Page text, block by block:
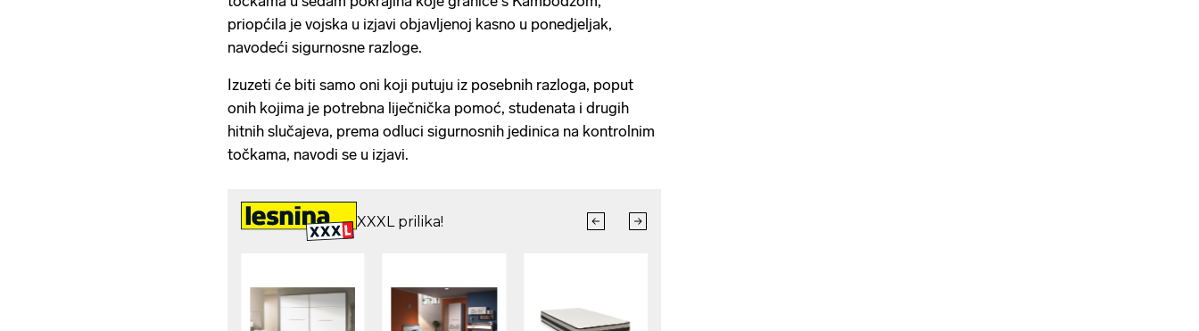
priopćila je vojska u izjavi objavljenoj kasno u ponedjeljak,
navodeći sigurnosne razloge.
Izuzeti će biti samo oni koji putuju iz posebnih razloga, poput
onih kojima je potrebna liječnička pomoć, studenata i drugih
hitnih slučajeva, prema odluci sigurnosnih jedinica na kontrolnim
točkama, navodi se u izjavi.